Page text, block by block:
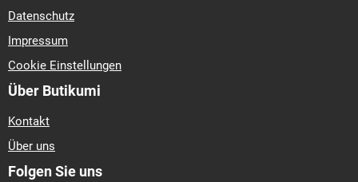
Datenschutz
Impressum
Cookie Einstellungen
Über Butikumi
Kontakt
Über uns
Folgen Sie uns